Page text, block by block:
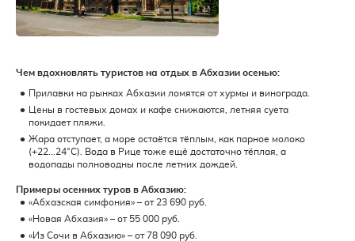
Чем вдохновлять туристов на отдых в Абхазии осенью:
Прилавки на рынках Абхазии ломятся от хурмы и винограда.
Цены в гостевых домах и кафе снижаются, летняя суета
покидает пляжи.
Жара отступает, а море остаётся тёплым, как парное молоко
(+22...24°C). Вода в Рице тоже ещё достаточно тёплая, а
водопады полноводны после летних дождей.
Примеры осенних туров в Абхазию:
«Абхазская симфония» – от 23 690 руб.
«Новая Абхазия» – от 55 000 руб.
«Из Сочи в Абхазию» – от 78 090 руб.